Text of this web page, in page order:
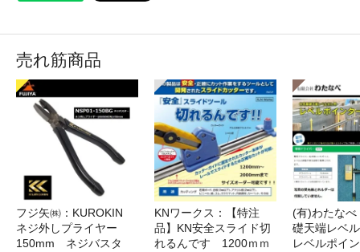
売れ筋商品
フジ矢㈱：KUROKIN
ネジ外しプライヤー
150mm ネジバスタ
KNワークス：【特注
品】KN安全スライド切
れるんです 1200ｍｍ
(有)わたな
礎天端レベ
レベルポイ